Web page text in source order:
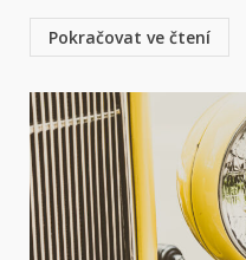
Pokračovat ve čtení